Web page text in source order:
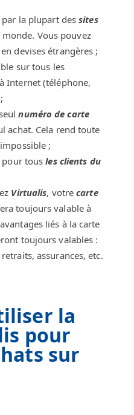
la plupart dessites
monde. Vous pouvez
devises étrangères ;
sur tous les
Internet (téléphone,
numéro de carte
achat. Cela rend toute
;
pour tousles clients du
Virtualis, votrecarte
toujours valable à
liés à la carte
toujours valables :
assurances, etc.
la
pour
sur